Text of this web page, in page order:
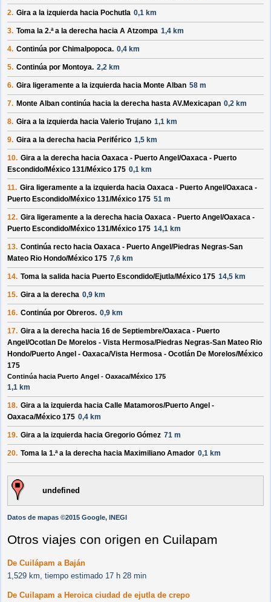
2. Gira a la izquierda hacia Pochutla 0,1 km
3. Toma la 2.ª a la derecha hacia A Atzompa 1,4 km
4. Continúa por Chimalpopoca. 0,4 km
5. Continúa por Montoya. 2,2 km
6. Gira ligeramente a la izquierda hacia Monte Alban 58 m
7. Monte Alban continúa hacia la derecha hasta AV.Mexicapan 0,2 km
8. Gira a la izquierda hacia Valerio Trujano 1,1 km
9. Gira a la derecha hacia Periférico 1,5 km
10. Gira a la derecha hacia Oaxaca - Puerto Angel/Oaxaca - Puerto
Escondido/México 131/México 175 0,1 km
11. Gira ligeramente a la izquierda hacia Oaxaca - Puerto Angel/Oaxaca -
Puerto Escondido/México 131/México 175 51 m
12. Gira ligeramente a la derecha hacia Oaxaca - Puerto Angel/Oaxaca -
Puerto Escondido/México 131/México 175 14,1 km
13. Continúa recto hacia Oaxaca - Puerto Angel/Piedras Negras-San
Mateo Rio Hondo/México 175 7,6 km
14. Toma la salida hacia Puerto Escondido/Ejutla/México 175 14,5 km
15. Gira a la derecha 0,9 km
16. Continúa por Obreros. 0,9 km
17. Gira a la derecha hacia 16 de Septiembre/Oaxaca - Puerto
Angel/Ocotlan De Morelos - Vista Hermosa/Piedras Negras-San Mateo Rio
Hondo/Puerto Angel - Oaxaca/Vista Hermosa - Ocotlán De Morelos/México
175
Continúa hacia Puerto Angel - Oaxaca/México 175
1,1 km
18. Gira a la izquierda hacia Calle Matamoros/Puerto Angel -
Oaxaca/México 175 0,4 km
19. Gira a la izquierda hacia Gregorio Gómez 71 m
20. Toma la 1.ª a la derecha hacia Maximiliano Amador 0,1 km
undefined
Datos de mapas ©2015 Google, INEGI
Otros viajes con origen en Cuilapam
De Cuilápam a Baján
1,529 km, tiempo estimado 17 h 28 min
De Cuilapam a Heroica ciudad de ejutla de crepo